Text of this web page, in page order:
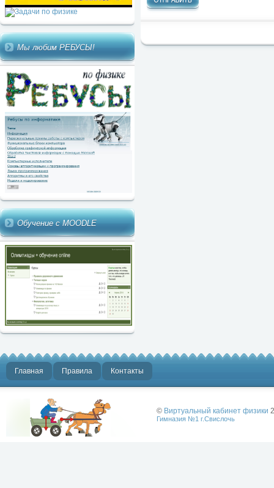
Мы любим РЕБУСЫ!
Обучение с MOODLE
Главная Правила Контакты
© Виртуальный кабинет физики
Гимназия №1 г.Свислочь